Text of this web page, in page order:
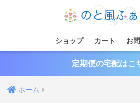
ショップ カート お
定期便の宅配はこ
ホーム